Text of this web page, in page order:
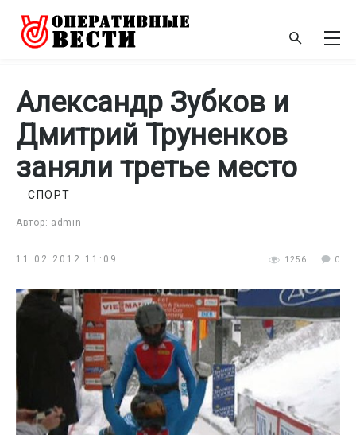
Александр Зубков и
Дмитрий Труненков
заняли третье место
Автор: admin
СПОРТ
11.02.2012 11:09 1256 0